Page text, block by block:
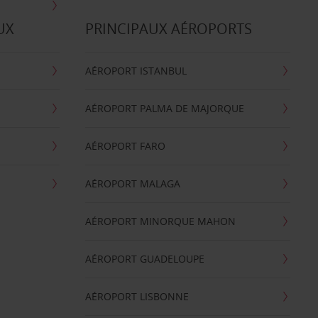
PRINCIPAUX AÉROPORTS
AÉROPORT ISTANBUL
AÉROPORT PALMA DE MAJORQUE
AÉROPORT FARO
AÉROPORT MALAGA
AÉROPORT MINORQUE MAHON
AÉROPORT GUADELOUPE
AÉROPORT LISBONNE